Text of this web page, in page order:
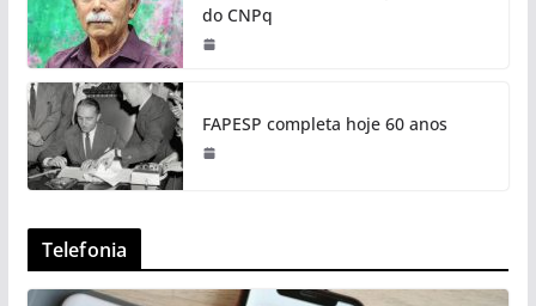
do CNPq
FAPESP completa hoje 60 anos
Telefonia